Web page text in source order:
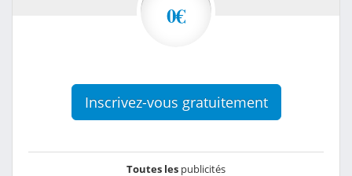
0€
Inscrivez-vous gratuitement
Toutes les publicités